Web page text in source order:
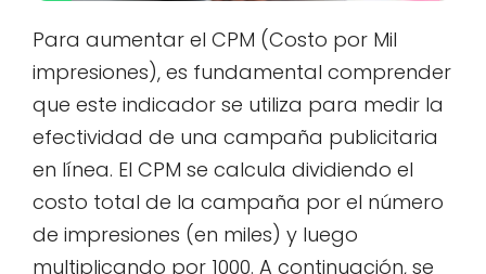
Para aumentar el CPM (Costo por Mil
impresiones), es fundamental comprender
que este indicador se utiliza para medir la
efectividad de una campaña publicitaria
en línea. El CPM se calcula dividiendo el
costo total de la campaña por el número
de impresiones (en miles) y luego
multiplicando por 1000. A continuación, se